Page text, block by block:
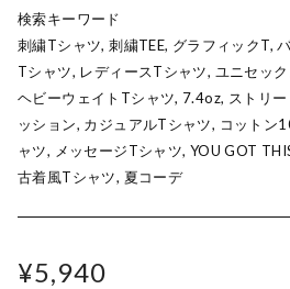
検索キーワード
刺繍Tシャツ, 刺繍TEE, グラフィックT,
Tシャツ, レディースTシャツ, ユニセッ
ヘビーウェイトTシャツ, 7.4oz, ストリ
ッション, カジュアルTシャツ, コットン
ャツ, メッセージTシャツ, YOU GOT
古着風Tシャツ, 夏コーデ
¥5,940